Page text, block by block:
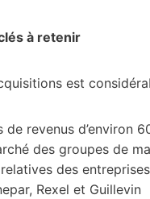
à retenir
est
de revenus d’environ
des groupes de
des
Rexel et Guillevin